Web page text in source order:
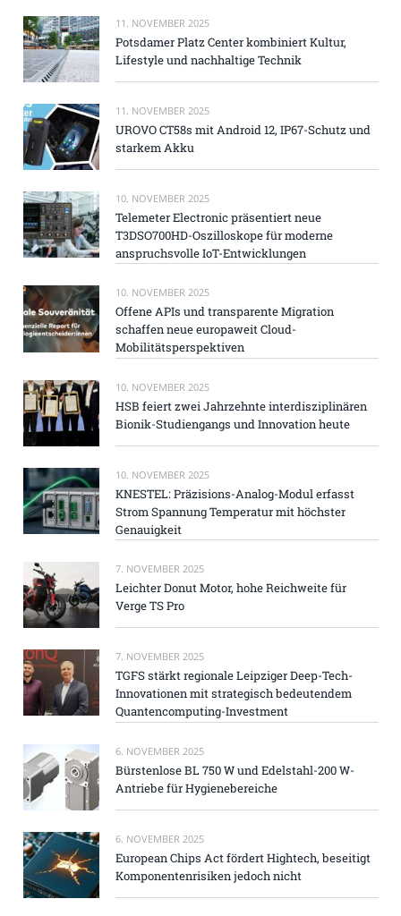
11. NOVEMBER 2025
Potsdamer Platz Center kombiniert Kultur,
Lifestyle und nachhaltige Technik
11. NOVEMBER 2025
UROVO CT58s mit Android 12, IP67-Schutz und
starkem Akku
10. NOVEMBER 2025
Telemeter Electronic präsentiert neue
T3DSO700HD-Oszilloskope für moderne
anspruchsvolle IoT-Entwicklungen
10. NOVEMBER 2025
Offene APIs und transparente Migration
schaffen neue europaweit Cloud-
Mobilitätsperspektiven
10. NOVEMBER 2025
HSB feiert zwei Jahrzehnte interdisziplinären
Bionik-Studiengangs und Innovation heute
10. NOVEMBER 2025
KNESTEL: Präzisions-Analog-Modul erfasst
Strom Spannung Temperatur mit höchster
Genauigkeit
7. NOVEMBER 2025
Leichter Donut Motor, hohe Reichweite für
Verge TS Pro
7. NOVEMBER 2025
TGFS stärkt regionale Leipziger Deep-Tech-
Innovationen mit strategisch bedeutendem
Quantencomputing-Investment
6. NOVEMBER 2025
Bürstenlose BL 750 W und Edelstahl-200 W-
Antriebe für Hygienebereiche
6. NOVEMBER 2025
European Chips Act fördert Hightech, beseitigt
Komponentenrisiken jedoch nicht